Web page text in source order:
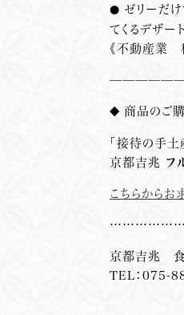
● ゼリーだ
てくるデザー
《不動産業
◆ 商品のご
「接待の手
京都吉兆 フ
こちらからお
京都吉兆 食
TEL：075-